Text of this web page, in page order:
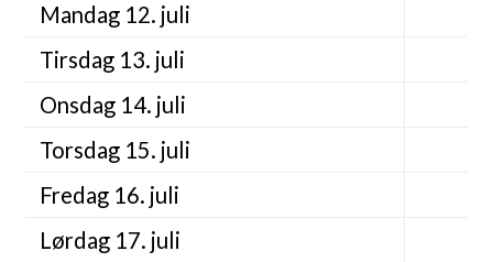
Mandag 12. juli
Tirsdag 13. juli
Onsdag 14. juli
Torsdag 15. juli
Fredag 16. juli
Lørdag 17. juli